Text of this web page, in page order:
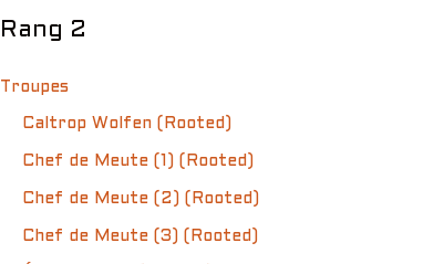
Rang 2
Troupes
Caltrop Wolfen (Rooted)
Chef de Meute (1) (Rooted)
Chef de Meute (2) (Rooted)
Chef de Meute (3) (Rooted)